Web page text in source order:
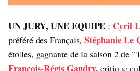
UN JURY, UNE EQUIPE : Cyril
préféré des Français, Stéphanie Le
étoiles, gagnante de la saison 2 de
François-Régis Gaudry, critique